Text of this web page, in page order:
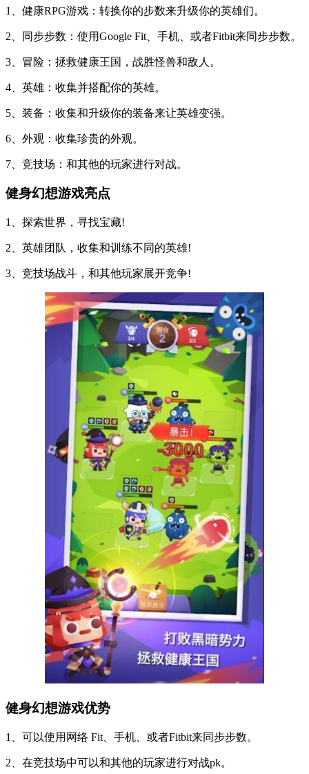
1、健康RPG游戏：转换你的步数来升级你的英雄们。
2、同步步数：使用Google Fit、手机、或者Fitbit来同步步数。
3、冒险：拯救健康王国，战胜怪兽和敌人。
4、英雄：收集并搭配你的英雄。
5、装备：收集和升级你的装备来让英雄变强。
6、外观：收集珍贵的外观。
7、竞技场：和其他的玩家进行对战。
健身幻想游戏亮点
1、探索世界，寻找宝藏!
2、英雄团队，收集和训练不同的英雄!
3、竞技场战斗，和其他玩家展开竞争!
健身幻想游戏优势
1、可以使用网络 Fit、手机、或者Fitbit来同步步数。
2、在竞技场中可以和其他的玩家进行对战pk。